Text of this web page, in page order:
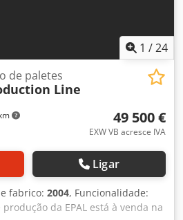
1 /24
de paletes
Line
49 500 €
EXW VB acresce IVA
Ligar
fabrico: 2004, Funcionalidade:
da EPAL está à venda na